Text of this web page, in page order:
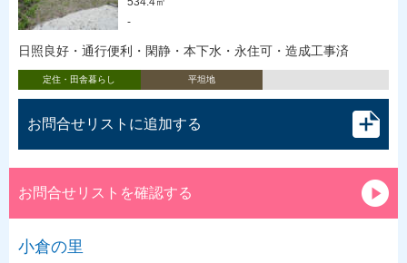
-
日照良好・通行便利・閑静・本下水・永住可・造成工事済
定住・田舎暮らし 平坦地
お問合せリストに追加する
お問合せリストを確認する
小倉の里